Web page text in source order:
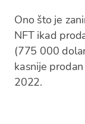
Ono što je
NFT ikad
(775 000
kasnije
2022.